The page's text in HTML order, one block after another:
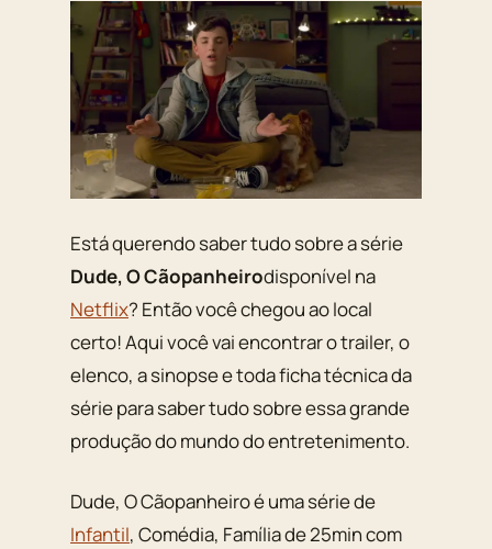
Está querendo saber tudo sobre a série
Dude, O Cãopanheirodisponível na
Netflix? Então você chegou ao local
certo! Aqui você vai encontrar o trailer, o
elenco, a sinopse e toda ficha técnica da
série para saber tudo sobre essa grande
produção do mundo do entretenimento.
Dude, O Cãopanheiro é uma série de
Infantil, Comédia, Família de 25min com